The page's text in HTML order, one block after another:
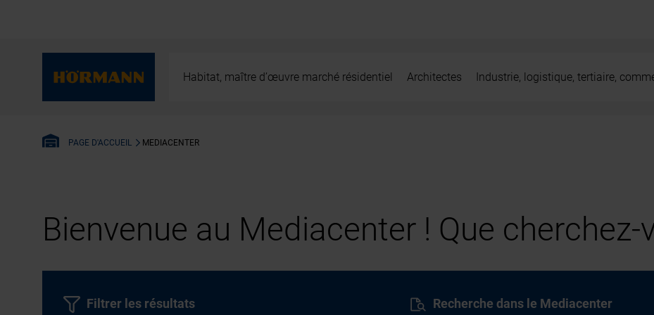
Habitat, maître d’œuvre marché résidentiel Architectes Industrie, logistique, tertiaire,
PAGE D'ACCUEIL MEDIACENTER
Bienvenue au Mediacenter ! Que cherchez-
Recherche dans le Mediacenter
Filtrer les résultats